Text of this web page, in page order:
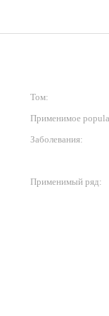
Том:
Применимое
Заболевания:
Применимый ряд: